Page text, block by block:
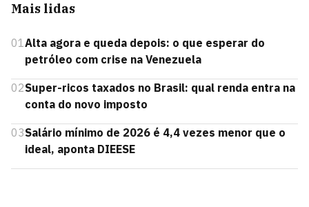
Mais lidas
01Alta agora e queda depois: o que esperar do
petróleo com crise na Venezuela
02Super-ricos taxados no Brasil: qual renda entra na
conta do novo imposto
03Salário mínimo de 2026 é 4,4 vezes menor que o
ideal, aponta DIEESE